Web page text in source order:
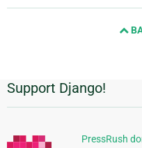
Informasi
Tambahan
Support Django!
PressRush